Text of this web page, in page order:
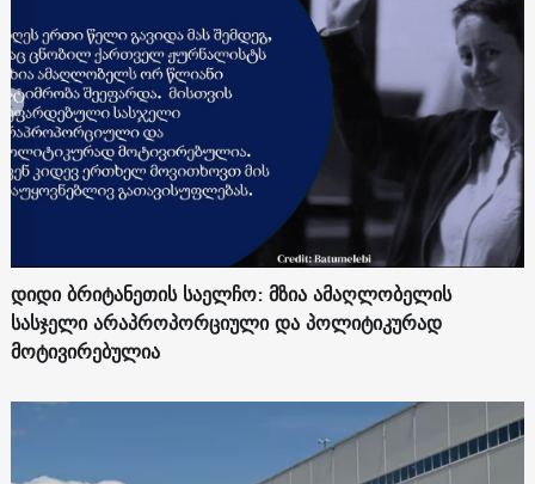
დიდი ბრიტანეთის საელჩო: მზია ამაღლობელის
სასჯელი არაპროპორციული და პოლიტიკურად
მოტივირებულია